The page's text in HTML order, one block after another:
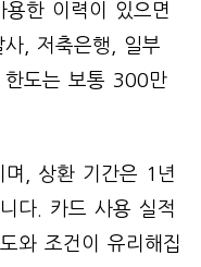
한 이력이 있으면
, 저축은행, 일부
한도는 보통 300만
, 상환 기간은 1년
다. 카드 사용 실적
와 조건이 유리해집